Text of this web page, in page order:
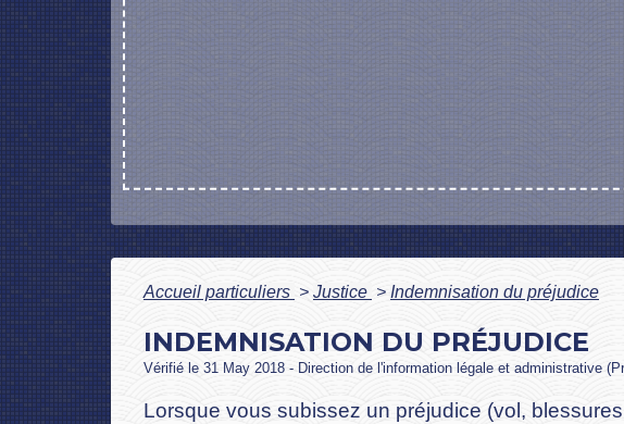
Accueil particuliers > Justice > Indemnisation du préjudice
INDEMNISATION DU PRÉJUDICE
Vérifié le 31 May 2018 - Direction de l'information légale et administrative
Lorsque vous subissez un préjudice (vol,